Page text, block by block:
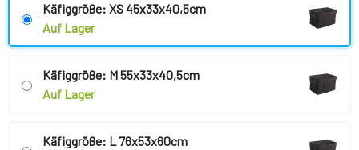
Käfiggröße: XS 45x33x40,5cm
Auf Lager
Käfiggröße: M 55x33x40,5cm
Auf Lager
Käfiggröße: L 76x53x60cm